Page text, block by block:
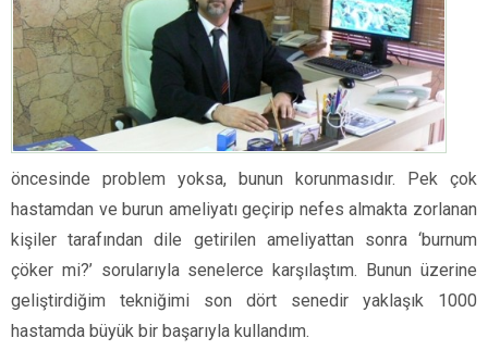
öncesinde problem yoksa, bunun korunmasıdır. Pek çok
hastamdan ve burun ameliyatı geçirip nefes almakta zorlanan
kişiler tarafından dile getirilen ameliyattan sonra ‘burnum
çöker mi?’ sorularıyla senelerce karşılaştım. Bunun üzerine
geliştirdiğim tekniğimi son dört senedir yaklaşık 1000
hastamda büyük bir başarıyla kullandım.